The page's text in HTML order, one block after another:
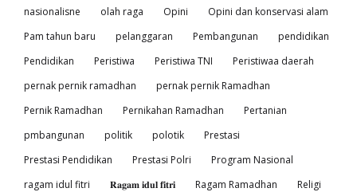
nasionalisne olah raga Opini
Opini dan konservasi alam
Pam tahun baru
pelanggaran Pembangunan
pendidikan
Pendidikan
Peristiwa Peristiwa TNI
Peristiwaa daerah
pernak pernik ramadhan
pernak pernik Ramadhan
Pernik Ramadhan
Pernikahan Ramadhan
Pertanian
pmbangunan
politik polotik
Prestasi
Prestasi Pendidikan
Prestasi Polri
Program Nasional
ragam idul fitri
𝐑𝐚𝐠𝐚𝐦 𝐢𝐝𝐮𝐥 𝐟𝐢𝐭𝐫𝐢 Ragam Ramadhan
Religi